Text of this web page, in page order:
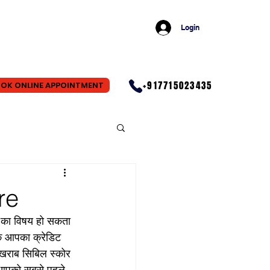
Login
ONLINE APPOINTMENT +917715023435
विषय हो सकता
आपका क्रेडिट
सिबिल स्कोर